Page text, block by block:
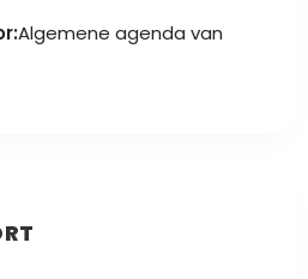
Algemene agenda van